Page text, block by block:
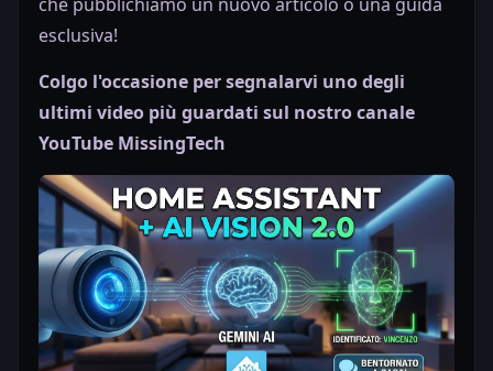
esclusiva!
Colgo l'occasione per segnalarvi uno degli
ultimi video più guardati sul nostro canale
YouTube MissingTech